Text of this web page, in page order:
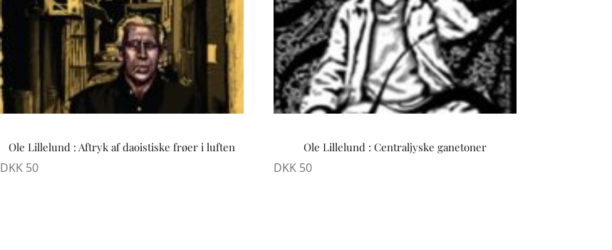
Ole Lillelund : Aftryk af daoistiske frøer i luften
DKK 50
Ole Lillelund : Centraljyske ganetoner
DKK50